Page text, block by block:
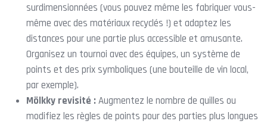
surdimensionnées (vous pouvez même les fabriquer vous-
même avec des matériaux recyclés !) et adaptez les
distances pour une partie plus accessible et amusante.
Organisez un tournoi avec des équipes, un système de
points et des prix symboliques (une bouteille de vin local,
par exemple).
Mölkky revisité : Augmentez le nombre de quilles ou
modifiez les règles de points pour des parties plus longues